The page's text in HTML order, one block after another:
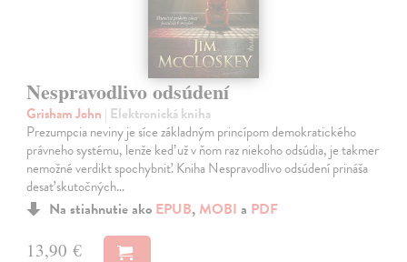
Nespravodlivo odsúdení
Grisham John | Elektronická kniha
Prezumpcia neviny je síce základným princípom demokratického
právneho systému, lenže keď už v ňom raz niekoho odsúdia, je takmer
nemožné verdikt spochybniť. Kniha Nespravodlivo odsúdení prináša
desať skutočných…
Na stiahnutie ako EPUB, MOBI a PDF
13,90 €